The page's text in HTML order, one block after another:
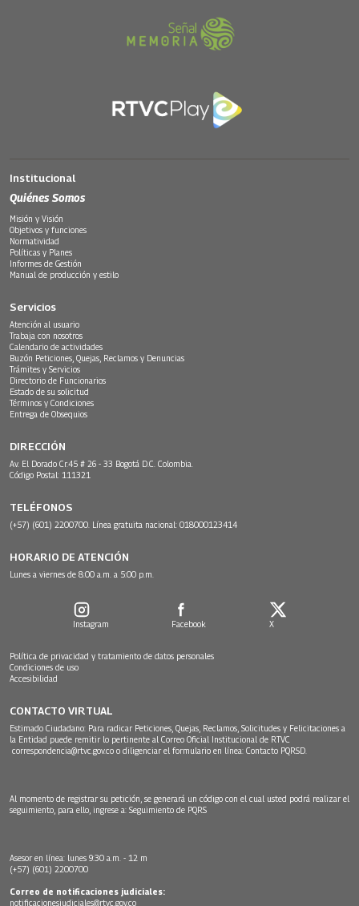
Institucional
Quiénes Somos
Misión y Visión
Objetivos y funciones
Normatividad
Políticas y Planes
Informes de Gestión
Manual de producción y estilo
Servicios
Atención al usuario
Trabaja con nosotros
Calendario de actividades
Buzón Peticiones, Quejas, Reclamos y Denuncias
Trámites y Servicios
Directorio de Funcionarios
Estado de su solicitud
Términos y Condiciones
Entrega de Obsequios
DIRECCIÓN
Av. El Dorado Cr.45 # 26 - 33 Bogotá D.C. Colombia.
Código Postal: 111321
TELÉFONOS
(+57) (601) 2200700. Línea gratuita nacional: 018000123414
HORARIO DE ATENCIÓN
Lunes a viernes de 8:00 a.m. a 5:00 p.m.
Instagram Facebook X
Política de privacidad y tratamiento de datos personales
Condiciones de uso
Accesibilidad
CONTACTO VIRTUAL
Estimado Ciudadano: Para radicar Peticiones, Quejas, Reclamos, Solicitudes y Felicitaciones a
la Entidad puede remitir lo pertinente al Correo Oficial Institucional de RTVC
correspondencia@rtvc.gov.co o diligenciar el formulario en línea: Contacto PQRSD.
Al momento de registrar su petición, se generará un código con el cual usted podrá realizar el
seguimiento, para ello, ingrese a: Seguimiento de PQRS
Asesor en línea: lunes 9:30 a.m. - 12 m
(+57) (601) 2200700
Correo de notificaciones judiciales:
notificacionesjudiciales@rtvc.gov.co